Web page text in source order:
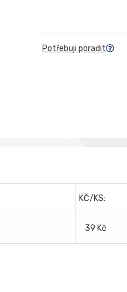
Potřebuji poradit
KČ/KS:
39 Kč